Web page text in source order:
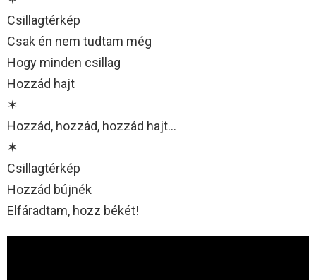
Csillagtérkép
Csak én nem tudtam még
Hogy minden csillag
Hozzád hajt
✶
Hozzád, hozzád, hozzád hajt…
✶
Csillagtérkép
Hozzád bújnék
Elfáradtam, hozz békét!